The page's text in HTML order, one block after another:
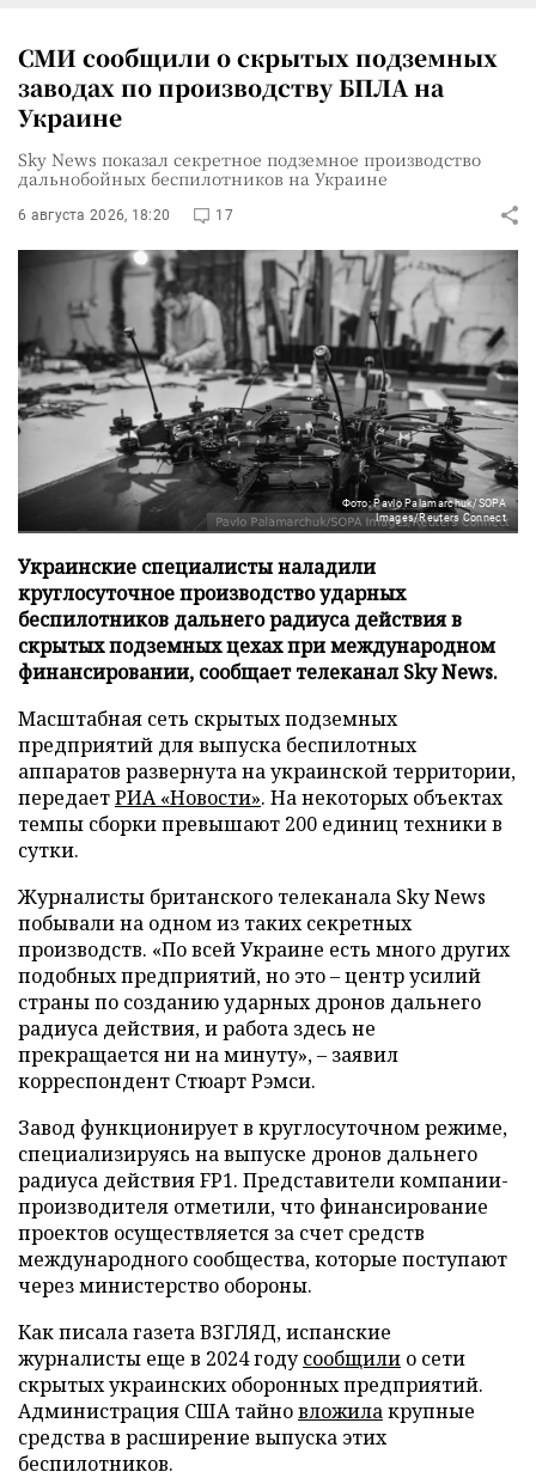
СМИ сообщили о скрытых подземных
заводах по производству БПЛА на
Украине
Sky News показал секретное подземное производство
дальнобойных беспилотников на Украине
6 августа 2026, 18:20 17
Фото: Pavlo Palamarchuk/SOPA
Images/Reuters Connect
Украинские специалисты наладили
круглосуточное производство ударных
беспилотников дальнего радиуса действия в
скрытых подземных цехах при международном
финансировании, сообщает телеканал Sky News.
Масштабная сеть скрытых подземных
предприятий для выпуска беспилотных
аппаратов развернута на украинской территории,
передаетРИА «Новости». На некоторых объектах
темпы сборки превышают 200 единиц техники в
сутки.
Журналисты британского телеканала Sky News
побывали на одном из таких секретных
производств. «По всей Украине есть много других
подобных предприятий, но это – центр усилий
страны по созданию ударных дронов дальнего
радиуса действия, и работа здесь не
прекращается ни на минуту», – заявил
корреспондент Стюарт Рэмси.
Завод функционирует в круглосуточном режиме,
специализируясь на выпуске дронов дальнего
радиуса действия FP1. Представители компании-
производителя отметили, что финансирование
проектов осуществляется за счет средств
международного сообщества, которые поступают
через министерство обороны.
Как писала газета ВЗГЛЯД, испанские
журналисты еще в 2024 годусообщили о сети
скрытых украинских оборонных предприятий.
Администрация США тайновложилакрупные
средства в расширение выпуска этих
беспилотников.